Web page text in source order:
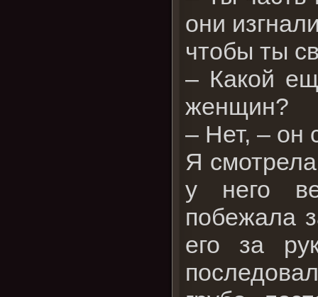
они
чтобы ты
– Какой
женщин?
– Нет, – он
Я
у него
побежала
его за